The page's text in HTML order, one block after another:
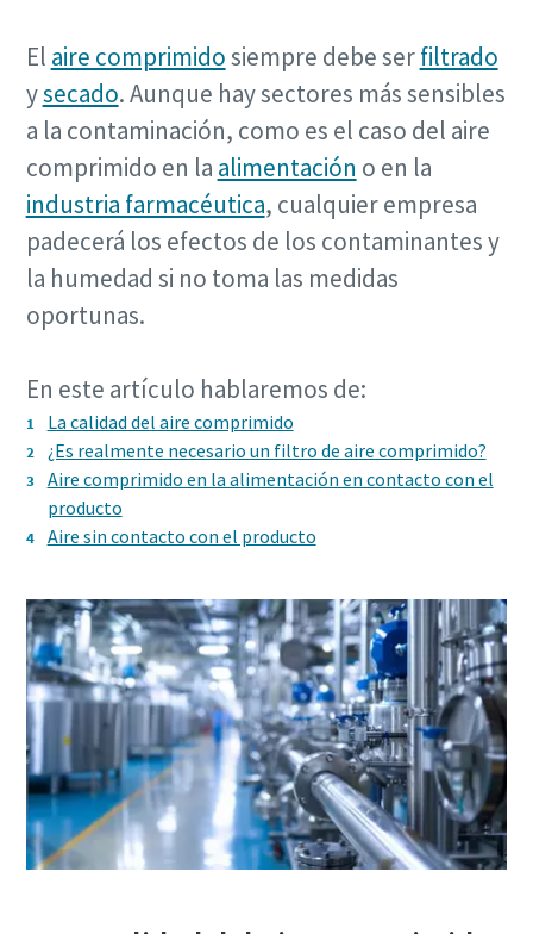
Catálogo de Productos de Atlas Copco
En este libro electrónico presentamos los productos y
servicios de la división de Compresores de Atlas Copco
Descúbralos aquí
Soluciones de Optimización de Atlas Copco
Una gran parte de su consumo de energía corresponde al
sistema de aire comprimido. El aumento de la eficiencia
energética puede reducir enormemente sus costes,
además de ayudarle a reducir sus emisiones de CO2. A
través de esta guía, los expertos de Atlas Copco le ayudan
a sacar todo el potencial de ahorro a su red de aire
comprimido
Descargar Guía de Optimización
El aire comprimidosiempre debe serfiltrado
ysecado. Aunque hay sectores más sensibles
a la contaminación, como es el caso del aire
comprimido en la alimentación o en la
industria farmacéutica, cualquier empresa
padecerá los efectos de los contaminantes y
la humedad si no toma las medidas
oportunas.
En este artículo hablaremos de:
La calidad del aire comprimido
¿Es realmente necesario un filtro de aire comprimido?
Aire comprimido en la alimentación en contacto con el
producto
Aire sin contacto con el producto